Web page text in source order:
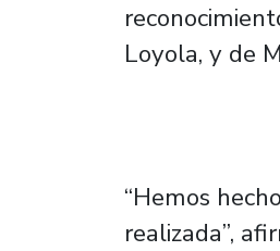
Loyola, y de
“Hemos
realizada”,